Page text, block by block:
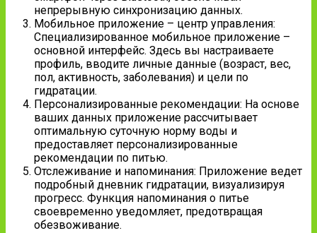
непрерывную синхронизацию данных.
Мобильное приложение – центр управления:
Специализированное мобильное приложение –
основной интерфейс. Здесь вы настраиваете
профиль, вводите личные данные (возраст, вес,
пол, активность, заболевания) и цели по
гидратации.
Персонализированные рекомендации: На основе
ваших данных приложение рассчитывает
оптимальную суточную норму воды и
предоставляет персонализированные
рекомендации по питью.
Отслеживание и напоминания: Приложение ведет
подробный дневник гидратации, визуализируя
прогресс. Функция напоминания о питье
своевременно уведомляет, предотвращая
обезвоживание.